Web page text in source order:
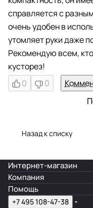
справляется с
очень удобен в
утомляет руки даже
Рекомендую всем,
кусторез!
0
0
Назад к списку
Интернет-магазин
Компания
Помощь
+7 495 108-47-38